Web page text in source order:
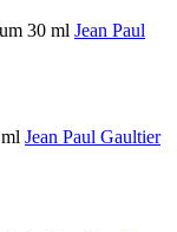
Jean Paul
Jean Paul Gaultier